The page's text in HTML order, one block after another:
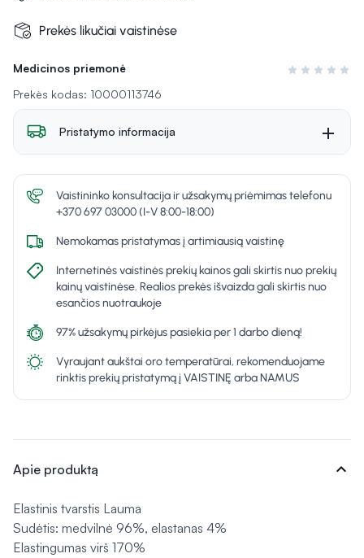
Medicinos priemonė
Įvertinimas 0
Prekės kodas: 10000113746
Prekės likučiai vaistinėse
Pristatymo informacija
Vaistininko konsultacija ir užsakymų priėmimas telefonu
+370 697 03000 (I-V 8:00-18:00)
Nemokamas pristatymas į artimiausią vaistinę
Internetinės vaistinės prekių kainos gali skirtis nuo prekių
kainų vaistinėse. Realios prekės išvaizda gali skirtis nuo
esančios nuotraukoje
97% užsakymų pirkėjus pasiekia per 1 darbo dieną!
Vyraujant aukštai oro temperatūrai, rekomenduojame
rinktis prekių pristatymą į VAISTINĘ arba NAMUS
Apie produktą expand_more
Elastinis tvarstis Lauma
Sudėtis: medvilnė 96%, elastanas 4%
Elastingumas virš 170%